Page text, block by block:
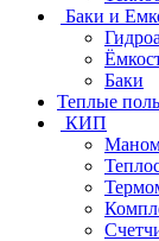
Баки и
Баки
Теплые
КИП